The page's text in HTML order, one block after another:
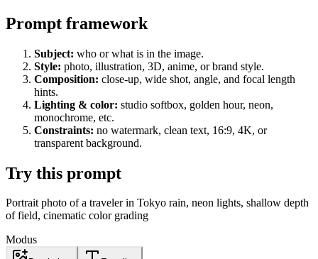
Prompt framework
Subject: who or what is in the image.
Style: photo, illustration, 3D, anime, or brand style.
Composition: close-up, wide shot, angle, and focal length
hints.
Lighting & color: studio softbox, golden hour, neon,
monochrome, etc.
Constraints: no watermark, clean text, 16:9, 4K, or
transparent background.
Try this prompt
Portrait photo of a traveler in Tokyo rain, neon lights, shallow depth
of field, cinematic color grading
Modus